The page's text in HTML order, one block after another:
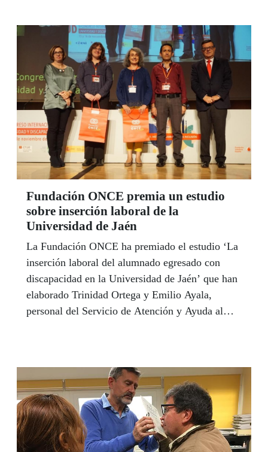
Son Esperanza Pazo, onubense, viuda, dos hijos,
cinco nietos y tres biznietos, y Jesús Casanueva,
de Udías, en Cantabria, aunque sevillano desde
los dos años, casado, tres hijas, seis nietos y dos
biznietos. Ambos tienen mucho en común: los
dos son ciegos, los dos quieren a la ONCE, los
dos se sienten muy orgullosos de ser andaluces y
los dos se declaran felices en este último tramo
de la vida, gracias, en gran medida, reconocen, a
la ONCE.
Fundación ONCE premia un estudio
sobre inserción laboral de la
Universidad de Jaén
La Fundación ONCE ha premiado el estudio ‘La
inserción laboral del alumnado egresado con
discapacidad en la Universidad de Jaén’ que han
elaborado Trinidad Ortega y Emilio Ayala,
personal del Servicio de Atención y Ayuda al
pasado mes de noviembre en Madrid. El trabajo
revela que la tasa de inserción laboral de las
personas con discapacidad tituladas es superior al
61%